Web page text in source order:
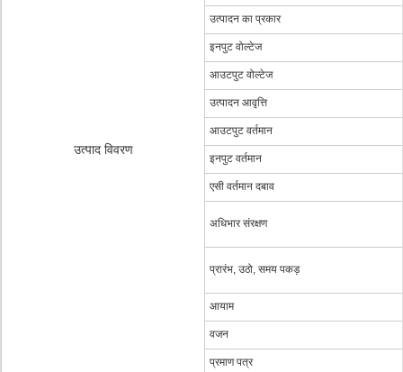
उत्पाद विवरण
उत्पादन का प्रकार
इनपुट वोल्टेज
आउटपुट वोल्टेज
उत्पादन आवृत्ति
आउटपुट वर्तमान
इनपुट वर्तमान
एसी वर्तमान दबाव
अधिभार संरक्षण
प्रारंभ, उठो, समय पकड़
आयाम
वजन
प्रमाण पत्र